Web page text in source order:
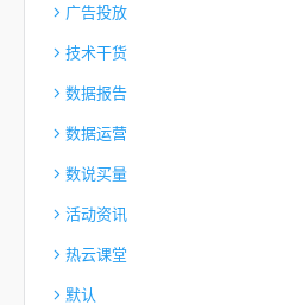
广告投放
技术干货
数据报告
数据运营
数说买量
活动资讯
热云课堂
默认